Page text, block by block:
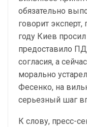
обязательно
говорит
году Киев
предоставило
согласия, а
морально
Фесенко, на
серьезный шаг
К слову, пресс-